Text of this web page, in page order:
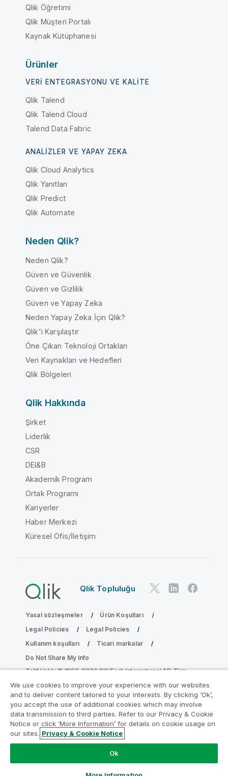
Qlik Öğretimi
Qlik Müşteri Portalı
Kaynak Kütüphanesi
Ürünler
VERI ENTEGRASYONU VE KALITE
Qlik Talend
Qlik Talend Cloud
Talend Data Fabric
ANALIZLER VE YAPAY ZEKA
Qlik Cloud Analytics
Qlik Yanıtları
Qlik Predict
Qlik Automate
Neden Qlik?
Neden Qlik?
Güven ve Güvenlik
Güven ve Gizlilik
Güven ve Yapay Zeka
Neden Yapay Zeka İçin Qlik?
Qlik'i Karşılaştır
Öne Çıkan Teknoloji Ortakları
Veri Kaynakları ve Hedefleri
Qlik Bölgeleri
Qlik Hakkında
Şirket
Liderlik
CSR
DEI&B
Akademik Program
Ortak Programı
Kariyerler
Haber Merkezi
Küresel Ofis/İletişim
Qlik Topluluğu
Yasal sözleşmeler
Ürün Koşulları
Legal Policies
Legal Policies
Kullanım koşulları
Ticari markalar
Do Not Share My Info
Telif Hakkı © 1993-2026 QlikTech International AB. Tüm
Analiz Modernleştirme Programına katılın
Analiz Modernleştirme Programı ile değerli QlikView
ampquestions@qlik.com
We use cookies to improve your experience with our websites
and to deliver content tailored to your interests. By clicking ‘Ok’,
you accept the use of additional cookies which may involve
data transmission to third parties. Refer to our Privacy & Cookie
Notice or click ‘More Information’ for details on cookie usage on
our sites. Privacy & Cookie Notice
Ok